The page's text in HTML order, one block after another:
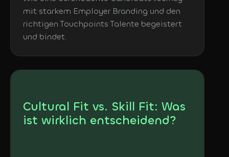
mit starkem Employer Branding und den
richtigen Touchpoints Talente begeistert
und bindet.
Cultural Fit vs. Skill Fit: Was
ist wirklich entscheidend?